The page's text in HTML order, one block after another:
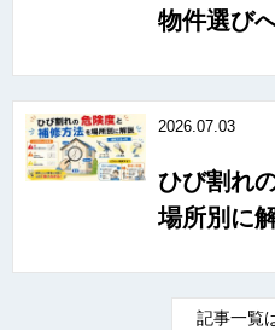
物件選び
2026.07.03
ひび割れ
場所別に
記事一覧